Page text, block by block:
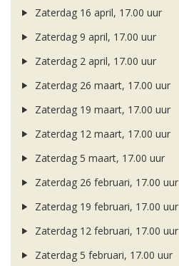
Zaterdag 16 april, 17.00 uur
Zaterdag 9 april, 17.00 uur
Zaterdag 2 april, 17.00 uur
Zaterdag 26 maart, 17.00 uur
Zaterdag 19 maart, 17.00 uur
Zaterdag 12 maart, 17.00 uur
Zaterdag 5 maart, 17.00 uur
Zaterdag 26 februari, 17.00 uur
Zaterdag 19 februari, 17.00 uur
Zaterdag 12 februari, 17.00 uur
Zaterdag 5 februari, 17.00 uur